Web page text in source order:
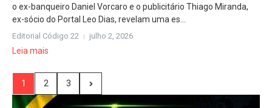
o ex-banqueiro Daniel Vorcaro e o publicitário Thiago Miranda,
ex-sócio do Portal Leo Dias, revelam uma es...
Editorial Código 22 julho 2, 2026
Leia mais
1 2 3